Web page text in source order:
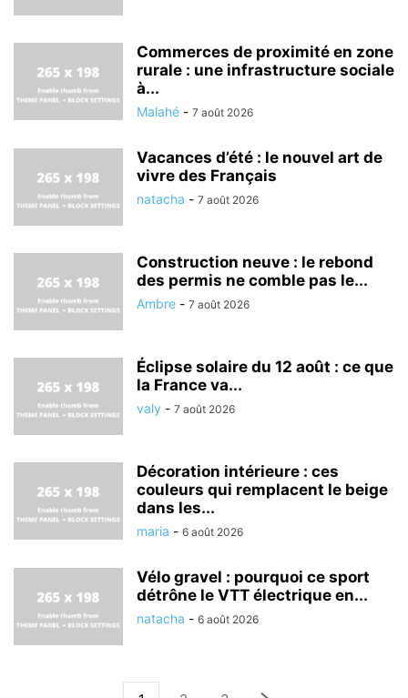
Commerces de proximité en zone
rurale : une infrastructure sociale
à...
Malahé - 7 août 2026
Vacances d’été : le nouvel art de
vivre des Français
natacha - 7 août 2026
Construction neuve : le rebond
des permis ne comble pas le...
Ambre - 7 août 2026
Éclipse solaire du 12 août : ce que
la France va...
valy - 7 août 2026
Décoration intérieure : ces
couleurs qui remplacent le beige
dans les...
maria - 6 août 2026
Vélo gravel : pourquoi ce sport
détrône le VTT électrique en...
natacha - 6 août 2026